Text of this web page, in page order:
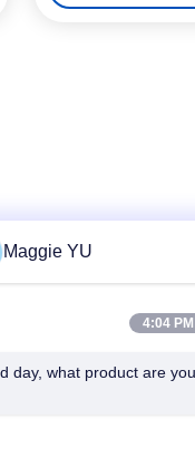
টেলিফোন
Maggie YU
4:04 PM
day, what product are